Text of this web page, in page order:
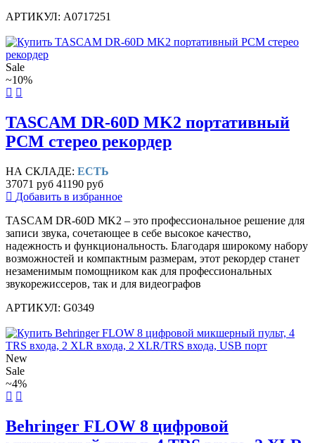
АРТИКУЛ: A0717251
Sale
~10%
TASCAM DR-60D MK2 портативный
PCM стерео рекордер
НА СКЛАДЕ: ЕСТЬ
37071 руб 41190 руб
Добавить в избранное
TASCAM DR-60D MK2 – это профессиональное решение для
записи звука, сочетающее в себе высокое качество,
надежность и функциональность. Благодаря широкому набору
возможностей и компактным размерам, этот рекордер станет
незаменимым помощником как для профессиональных
звукорежиссеров, так и для видеографов
АРТИКУЛ: G0349
New
Sale
~4%
Behringer FLOW 8 цифровой